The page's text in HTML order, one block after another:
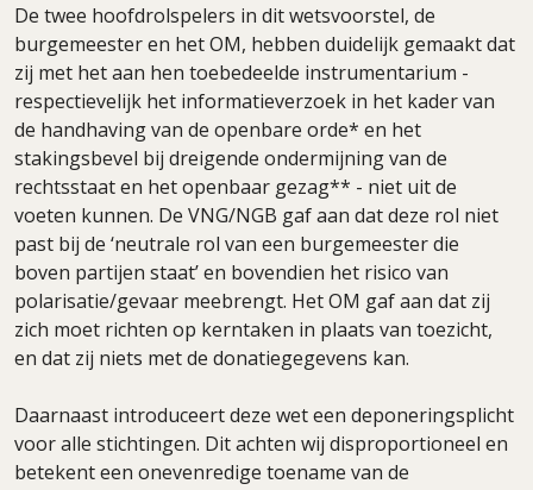
De twee hoofdrolspelers in dit wetsvoorstel, de
burgemeester en het OM, hebben duidelijk gemaakt dat
zij met het aan hen toebedeelde instrumentarium -
respectievelijk het informatieverzoek in het kader van
de handhaving van de openbare orde* en het
stakingsbevel bij dreigende ondermijning van de
rechtsstaat en het openbaar gezag** - niet uit de
voeten kunnen. De VNG/NGB gaf aan dat deze rol niet
past bij de ‘neutrale rol van een burgemeester die
boven partijen staat’ en bovendien het risico van
polarisatie/gevaar meebrengt. Het OM gaf aan dat zij
zich moet richten op kerntaken in plaats van toezicht,
en dat zij niets met de donatiegegevens kan.
Daarnaast introduceert deze wet een deponeringsplicht
voor alle stichtingen. Dit achten wij disproportioneel en
betekent een onevenredige toename van de